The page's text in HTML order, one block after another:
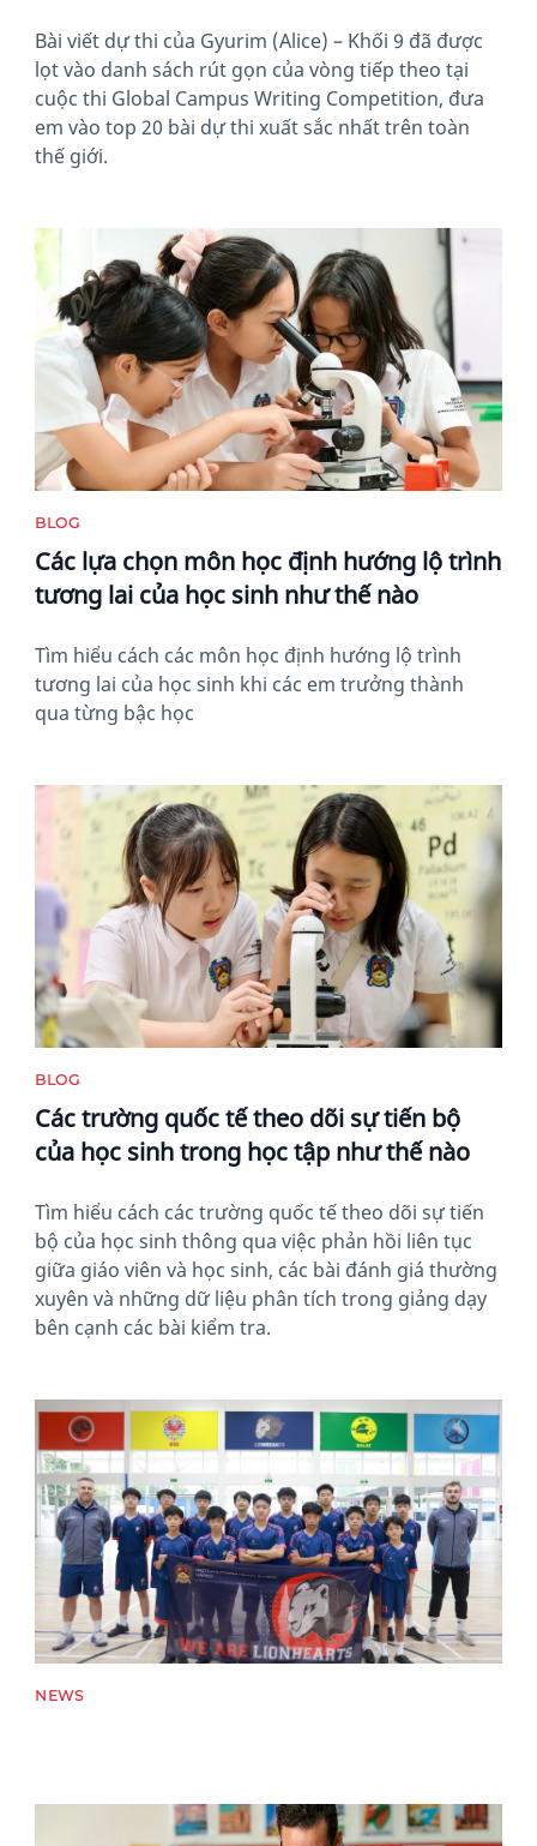
Bài viết dự thi của Gyurim (Alice) – Khối 9 đã được
lọt vào danh sách rút gọn của vòng tiếp theo tại
cuộc thi Global Campus Writing Competition, đưa
em vào top 20 bài dự thi xuất sắc nhất trên toàn
thế giới.
News image
BLOG
Các lựa chọn môn học định hướng lộ trình
tương lai của học sinh như thế nào
Tìm hiểu cách các môn học định hướng lộ trình
tương lai của học sinh khi các em trưởng thành
qua từng bậc học
News image
BLOG
Các trường quốc tế theo dõi sự tiến bộ
của học sinh trong học tập như thế nào
Tìm hiểu cách các trường quốc tế theo dõi sự tiến
bộ của học sinh thông qua việc phản hồi liên tục
giữa giáo viên và học sinh, các bài đánh giá thường
xuyên và những dữ liệu phân tích trong giảng dạy
bên cạnh các bài kiểm tra.
News image
NEWS